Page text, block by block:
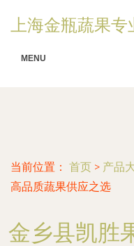
上海金瓶蔬果
MENU
当前位置： 首页 > 产品
高品质蔬果供应之选
金乡县凯胜